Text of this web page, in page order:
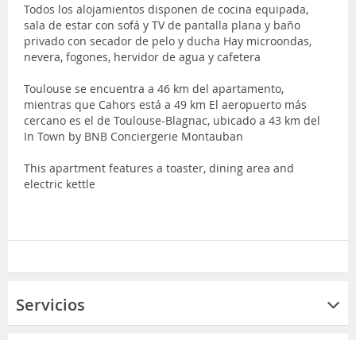
Todos los alojamientos disponen de cocina equipada,
sala de estar con sofá y TV de pantalla plana y baño
privado con secador de pelo y ducha Hay microondas,
nevera, fogones, hervidor de agua y cafetera
Toulouse se encuentra a 46 km del apartamento,
mientras que Cahors está a 49 km El aeropuerto más
cercano es el de Toulouse-Blagnac, ubicado a 43 km del
In Town by BNB Conciergerie Montauban
This apartment features a toaster, dining area and
electric kettle
Servicios